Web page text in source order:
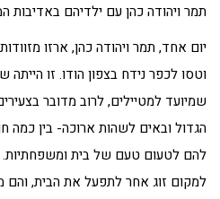
תמר ויהודה כהן עם ילדיהם באדיבות
יום אחד, תמר ויהודה כהן, ארזו
וטסו לכפר נידח בצפון הודו. זו הייתה
שמיועד למטיילים, לרוב מדובר
הגדול ובאים לשהות ארוכה- בין
להם לטעום טעם של בית ומשפחתיות.
למקום זוג אחר לתפעל את הבית,